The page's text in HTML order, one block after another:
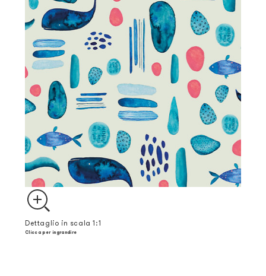
Dettaglio in scala 1:1
Clicca per ingrandire